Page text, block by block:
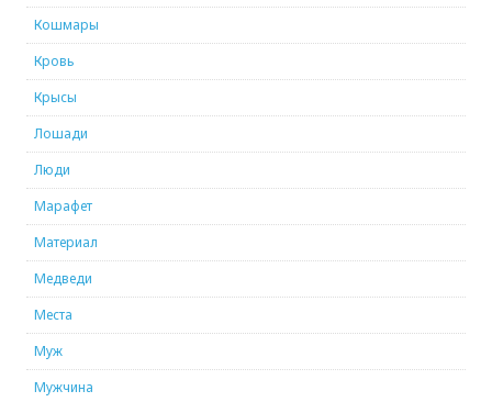
Кошмары
Кровь
Крысы
Лошади
Люди
Марафет
Материал
Медведи
Места
Муж
Мужчина